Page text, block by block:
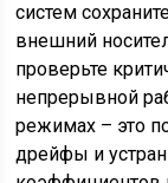
систем
внешний
проверьте
непрерывной
режимах – это
дрейфы и